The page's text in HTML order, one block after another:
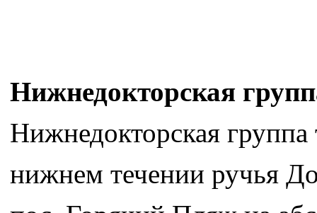
Нижнедокторская
Нижнедокторская
нижнем течении ручья